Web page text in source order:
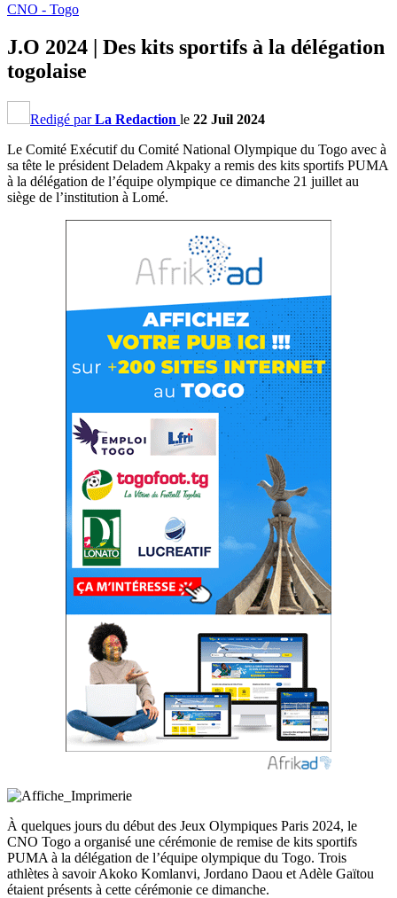
CNO - Togo
J.O 2024 | Des kits sportifs à la délégation
togolaise
Redigé parLa Redaction le 22 Juil 2024
Le Comité Exécutif du Comité National Olympique du Togo avec à
sa tête le président Deladem Akpaky a remis des kits sportifs PUMA
à la délégation de l’équipe olympique ce dimanche 21 juillet au
siège de l’institution à Lomé.
À quelques jours du début des Jeux Olympiques Paris 2024, le
CNO Togo a organisé une cérémonie de remise de kits sportifs
PUMA à la délégation de l’équipe olympique du Togo. Trois
athlètes à savoir Akoko Komlanvi, Jordano Daou et Adèle Gaïtou
étaient présents à cette cérémonie ce dimanche.